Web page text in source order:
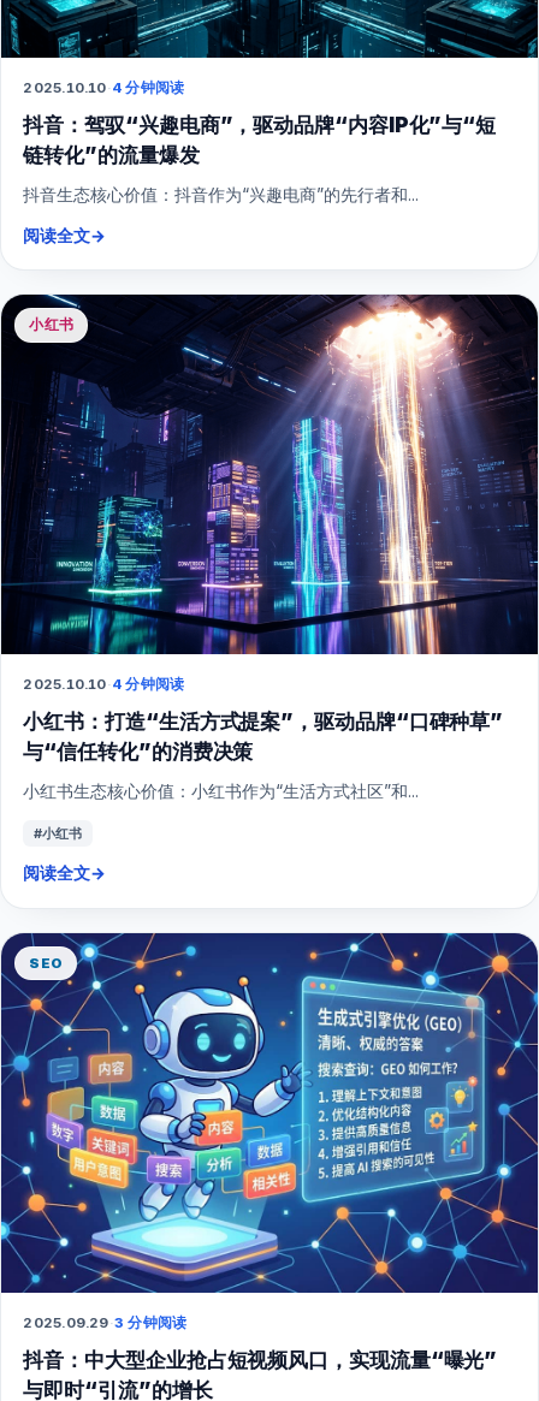
2025.10.10·4 分钟阅读
抖音：驾驭“兴趣电商”，驱动品牌“内容IP化”与“短
链转化”的流量爆发
抖音生态核心价值：抖音作为“兴趣电商”的先行者和...
阅读全文→
小红书
2025.10.10·4 分钟阅读
小红书：打造“生活方式提案”，驱动品牌“口碑种草”
与“信任转化”的消费决策
小红书生态核心价值：小红书作为“生活方式社区”和...
#小红书
阅读全文→
SEO
2025.09.29·3 分钟阅读
抖音：中大型企业抢占短视频风口，实现流量“曝光”
与即时“引流”的增长